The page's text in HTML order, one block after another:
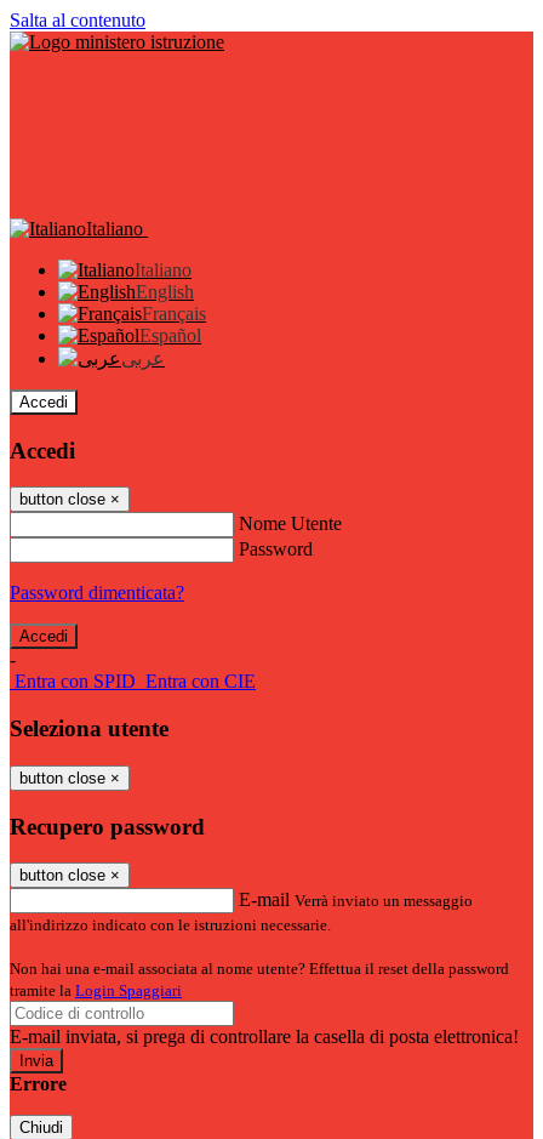
Salta al contenuto
Italiano
Italiano
English
Français
Español
عربى
Accedi
Accedi
button close ×
Nome Utente
Password
Password dimenticata?
-
Entra con SPID Entra con CIE
Seleziona utente
button close ×
Recupero password
button close ×
E-mail Verrà inviato un messaggio
all'indirizzo indicato con le istruzioni necessarie.
Non hai una e-mail associata al nome utente? Effettua il reset della password
tramite la Login Spaggiari
E-mail inviata, si prega di controllare la casella di posta elettronica!
Errore
Chiudi